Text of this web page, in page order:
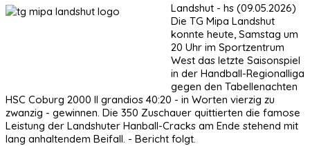
Landshut - hs (09.05.2026)
Die TG Mipa Landshut
konnte heute, Samstag um
20 Uhr im Sportzentrum
West das letzte Saisonspiel
in der Handball-Regionalliga
gegen den Tabellenachten
HSC Coburg 2000 Il grandios 40:20 - in Worten vierzig zu
zwanzig - gewinnen. Die 350 Zuschauer quittierten die famose
Leistung der Landshuter Hanball-Cracks am Ende stehend mit
lang anhaltendem Beifall. - Bericht folgt.